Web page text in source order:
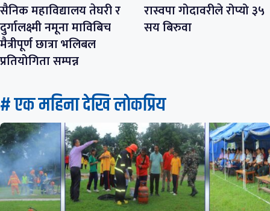
सैनिक महाविद्यालय तेघरी र
दुर्गालक्ष्मी नमूना माविबिच
मैत्रीपूर्ण छात्रा भलिबल
प्रतियोगिता सम्पन्न
रास्वपा गोदावरीले रोप्यो ३५
सय बिरुवा
# एक महिना देखि लाेकप्रिय